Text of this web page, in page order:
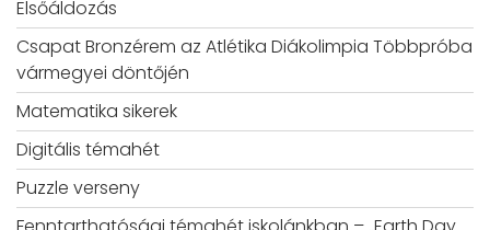
Elsőáldozás
Csapat Bronzérem az Atlétika Diákolimpia Többpróba
vármegyei döntőjén
Matematika sikerek
Digitális témahét
Puzzle verseny